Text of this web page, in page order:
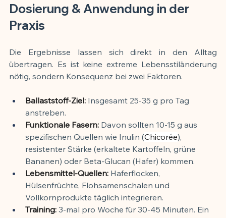
Dosierung & Anwendung in der
Praxis
Die Ergebnisse lassen sich direkt in den Alltag
übertragen. Es ist keine extreme Lebensstiländerung
nötig, sondern Konsequenz bei zwei Faktoren.
Ballaststoff-Ziel: Insgesamt 25-35 g pro Tag
anstreben.
Funktionale Fasern: Davon sollten 10-15 g aus
spezifischen Quellen wie Inulin (Chicorée),
resistenter Stärke (erkaltete Kartoffeln, grüne
Bananen) oder Beta-Glucan (Hafer) kommen.
Lebensmittel-Quellen: Haferflocken,
Hülsenfrüchte, Flohsamenschalen und
Vollkornprodukte täglich integrieren.
Training: 3-mal pro Woche für 30-45 Minuten. Ein